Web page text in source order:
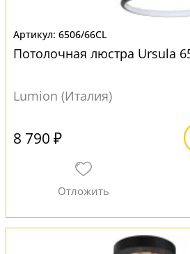
6506/66CL
Потолочная люстра Ursula
Lumion (Италия)
8 790 ₽